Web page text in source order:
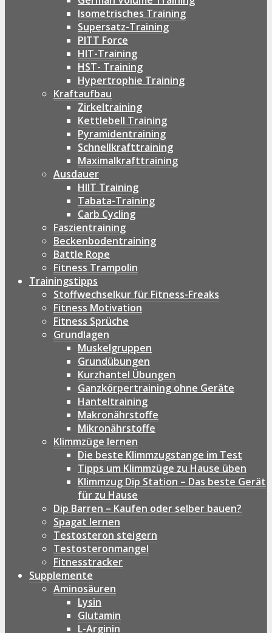
Isometrisches Training
Supersatz-Training
PITT Force
HIT-Training
HST- Training
Hypertrophie Training
Kraftaufbau
Zirkeltraining
Kettlebell Training
Pyramidentraining
Schnellkrafttraining
Maximalkrafttraining
Ausdauer
HIIT Training
Tabata-Training
Carb Cycling
Faszientraining
Beckenbodentraining
Battle Rope
Fitness Trampolin
Trainingstipps
Stoffwechselkur für Fitness-Freaks
Fitness Motivation
Fitness Sprüche
Grundlagen
Muskelgruppen
Grundübungen
Kurzhantel Übungen
Ganzkörpertraining ohne Geräte
Hanteltraining
Makronährstoffe
Mikronährstoffe
Klimmzüge lernen
Die beste Klimmzugstange im Test
Tipps um Klimmzüge zu Hause üben
Klimmzug Dip Station – Das beste Gerät
für zu Hause
Dip Barren – Kaufen oder selber bauen?
Spagat lernen
Testosteron steigern
Testosteronmangel
Fitnesstracker
Supplemente
Aminosäuren
Lysin
Glutamin
L-Arginin